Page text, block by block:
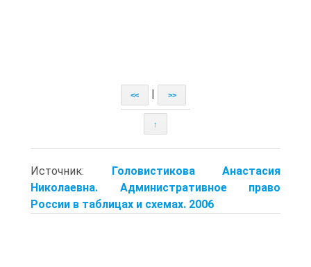
<< >>
↑
Источник: Головистикова Анастасия
Николаевна. Административное право
России в таблицах и схемах. 2006